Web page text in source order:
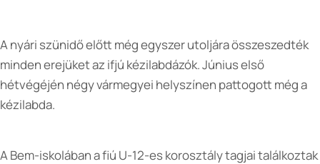
A nyári szünidő előtt még egyszer utoljára összeszedték
minden erejüket az ifjú kézilabdázók. Június első
hétvégéjén négy vármegyei helyszínen pattogott még a
kézilabda.
A Bem-iskolában a fiú U-12-es korosztály tagjai találkoztak